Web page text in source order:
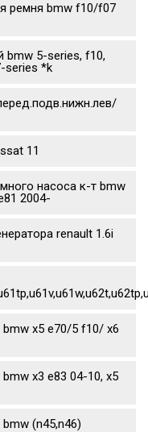
ремня bmw f10/f07
bmw 5-series, f10,
series *k
11
насоса к-т bmw
2004-
renault 1.6i
bmw x5 e70/5 f10/ x6
x3 e83 04-10, x5
(n45,n46)